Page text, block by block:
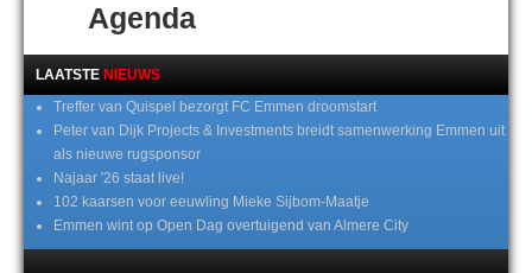
Agenda
LAATSTE NIEUWS
Treffer van Quispel bezorgt FC Emmen droomstart
Peter van Dijk Projects & Investments breidt samenwerking Emmen uit
als nieuwe rugsponsor
Najaar '26 staat live!
102 kaarsen voor eeuwling Mieke Sijbom-Maatje
Emmen wint op Open Dag overtuigend van Almere City